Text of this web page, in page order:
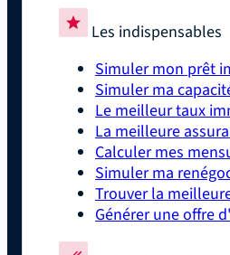
Les indispensables
Simuler mon prêt
Simuler ma
Le meilleur taux
La meilleure
Calculer mes
Simuler ma
Trouver la
Générer une offre